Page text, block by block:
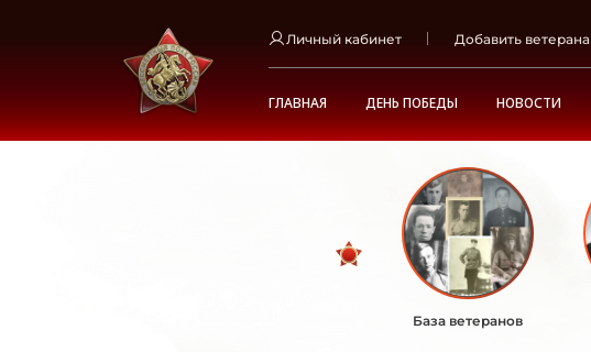
Личный кабинет Добавить ветерана
ГЛАВНАЯ ДЕНЬ ПОБЕДЫ НОВОСТИ
База ветеранов